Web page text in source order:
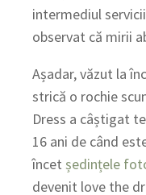
intermediul
observat că mirii
Așadar, văzut la
strică o rochie
Dress a câștigat
16 ani de când
încet ședințele
devenit love the